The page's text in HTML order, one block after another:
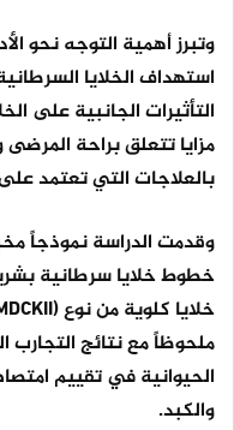
وتبرز أهمية التوجه نحو
استهداف الخلايا
التأثيرات الجانبية على
مزايا تتعلق براحة
بالعلاجات التي تعتمد
وقدمت الدراسة نموذجاً
ملحوظاً مع نتائج التجارب
الحيوانية في تقييم
والكبد.